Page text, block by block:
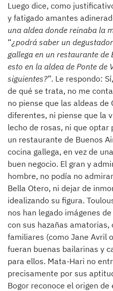
Luego dice, como
y fatigado amantes
una aldea donde reinaba la
“¿podrá saber un
gallega en un restaurante
esto en la aldea de Ponte
siguientes?”. Le respondo:
de qué se trata, no me
no piense que las aldeas
diferentes, ni piense que la
lecho de rosas, ni que optar
un restaurante de Buenos
cocina gallega, en vez de
buen negocio. El gran y
hombre, no podía no
Bella Otero, ni dejar de
idealizando su figura.
nos han legado imágenes
con sus hazañas
familiares (como Jane Avril
fueran buenas bailarinas y
para ellos. Mata-Hari no
precisamente por sus
Bogor reconoce el origen